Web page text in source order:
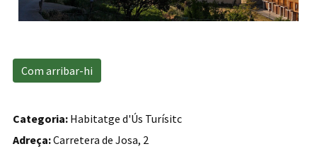
Com arribar-hi
Categoria: Habitatge d'Ús Turísitc
Adreça:Carretera de Josa, 2